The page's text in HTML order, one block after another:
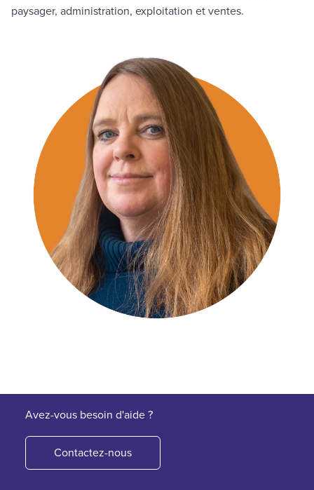
paysager, administration, exploitation et ventes.
Avez-vous besoin d'aide ?
Contactez-nous